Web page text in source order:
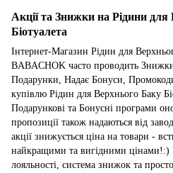
Акції та Знижки на Рідини для
Біотуалета
Інтернет-Магазин Рідин для
BABACHOK часто проводить
Подарунки, Надає Бонуси,
купівлю Рідин для Верхнього Баку
Подарункові та Бонусні програми
пропозиції також надаються від
акції знижується ціна на товари -
найкращими та вигідними цінами!:)
лояльності, система знижок та